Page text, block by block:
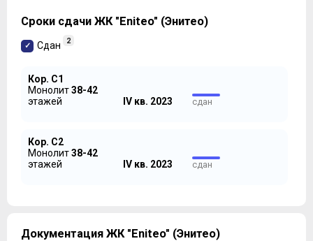
Сроки сдачи ЖК "Eniteo" (Энитео)
Сдан 2
Кор. С1
Монолит38-42
этажей
IV кв. 2023 сдан
Кор. С2
Монолит38-42
этажей
IV кв. 2023 сдан
Документация ЖК "Eniteo" (Энитео)